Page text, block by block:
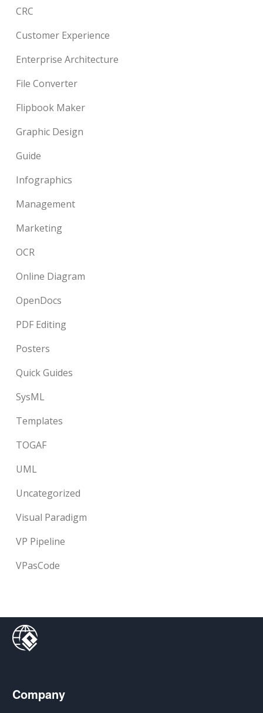
CRC
Customer Experience
Enterprise Architecture
File Converter
Flipbook Maker
Graphic Design
Guide
Infographics
Management
Marketing
OCR
Online Diagram
OpenDocs
PDF Editing
Posters
Quick Guides
SysML
Templates
TOGAF
UML
Uncategorized
Visual Paradigm
VP Pipeline
VPasCode
Company